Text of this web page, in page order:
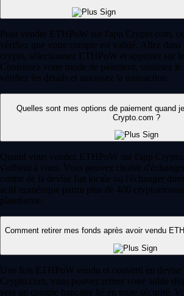
Pour vendre ETHPoW sur l'app Crypto.com,
vérifiez que votre compte est validé. Allez
crypto, sélectionnez ETHPoW et appuyez sur
Choisissez votre mode de paiement, saisissez
vérifiez les détails et autorisez la transaction.
Quelles sont mes options de paiement quand
Crypto.com ?
Quand vous vendez ETHPoW sur l'app
s'offrent à vous. Vous pouvez choisir
contre de la devise fiat locale ou l'échanger
actif numérique parmi plus de 400
plateforme.
Comment retirer mes fonds après avoir vendu
Une fois ETHPoW vendu et converti en devise
Crypto.com, vous pouvez retirer votre solde
vers un compte bancaire lié en toute sécurité.